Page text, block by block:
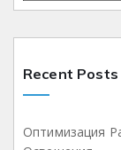
Recent Posts
Оптимизация